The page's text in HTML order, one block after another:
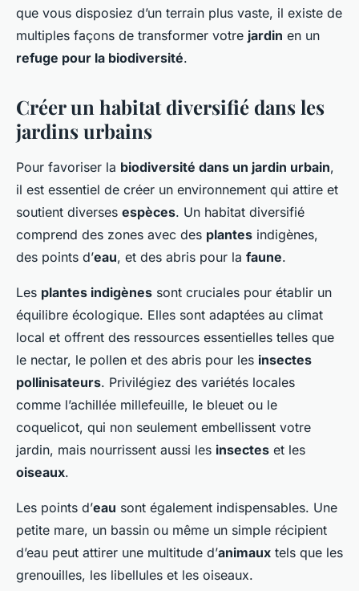
que vous disposiez d’un terrain plus vaste, il existe de
multiples façons de transformer votre jardin en un
refuge pour la biodiversité.
Créer un habitat diversifié dans les
jardins urbains
Pour favoriser la biodiversité dans un jardin urbain,
il est essentiel de créer un environnement qui attire et
soutient diverses espèces. Un habitat diversifié
comprend des zones avec des plantes indigènes,
des points d’eau, et des abris pour la faune.
Les plantes indigènes sont cruciales pour établir un
équilibre écologique. Elles sont adaptées au climat
local et offrent des ressources essentielles telles que
le nectar, le pollen et des abris pour les insectes
pollinisateurs. Privilégiez des variétés locales
comme l’achillée millefeuille, le bleuet ou le
coquelicot, qui non seulement embellissent votre
jardin, mais nourrissent aussi les insectes et les
oiseaux.
Les points d’eau sont également indispensables. Une
petite mare, un bassin ou même un simple récipient
d’eau peut attirer une multitude d’animaux tels que les
grenouilles, les libellules et les oiseaux.